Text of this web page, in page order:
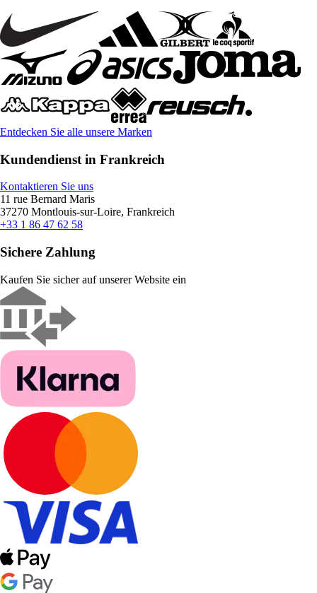
Entdecken Sie alle unsere Marken
Kundendienst in Frankreich
Kontaktieren Sie uns
11 rue Bernard Maris
37270 Montlouis-sur-Loire, Frankreich
+33 1 86 47 62 58
Sichere Zahlung
Kaufen Sie sicher auf unserer Website ein